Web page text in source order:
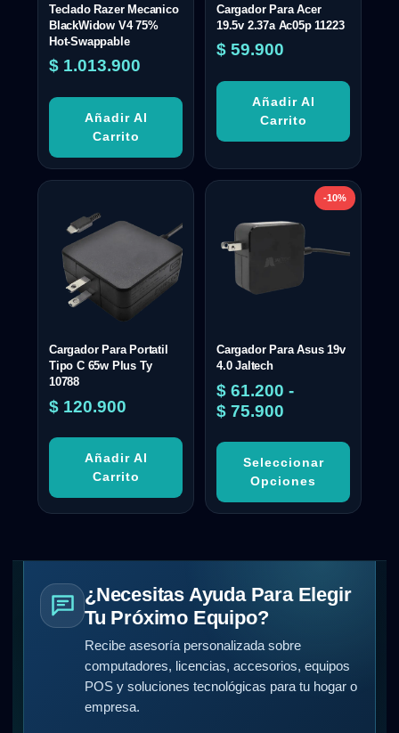
Teclado Razer Mecanico
BlackWidow V4 75%
Hot-Swappable
$ 1.013.900
Añadir Al
Carrito
Cargador Para Acer
19.5v 2.37a Ac05p 11223
$ 59.900
Añadir Al
Carrito
Cargador Para Portatil
Tipo C 65w Plus Ty
10788
$ 120.900
Añadir Al
Carrito
-10%
Cargador Para Asus 19v
4.0 Jaltech
$ 61.200 -
$ 75.900
Seleccionar
Opciones
¿Necesitas Ayuda Para Elegir
Tu Próximo Equipo?
Recibe asesoría personalizada sobre
computadores, licencias, accesorios, equipos
POS y soluciones tecnológicas para tu hogar o
empresa.